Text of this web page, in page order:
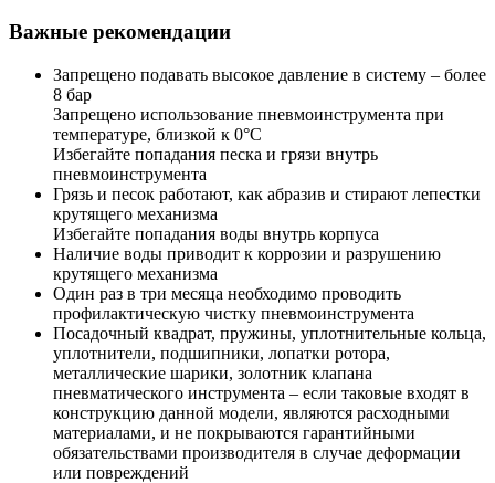
Важные рекомендации
Запрещено подавать высокое давление в систему – более
8 бар
Запрещено использование пневмоинструмента при
температуре, близкой к 0°C
Избегайте попадания песка и грязи внутрь
пневмоинструмента
Грязь и песок работают, как абразив и стирают лепестки
крутящего механизма
Избегайте попадания воды внутрь корпуса
Наличие воды приводит к коррозии и разрушению
крутящего механизма
Один раз в три месяца необходимо проводить
профилактическую чистку пневмоинструмента
Посадочный квадрат, пружины, уплотнительные кольца,
уплотнители, подшипники, лопатки ротора,
металлические шарики, золотник клапана
пневматического инструмента – если таковые входят в
конструкцию данной модели, являются расходными
материалами, и не покрываются гарантийными
обязательствами производителя в случае деформации
или повреждений